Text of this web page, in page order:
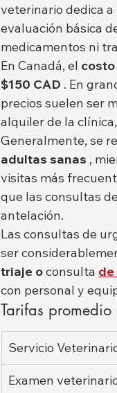
veterinario dedica
evaluación básica
medicamentos ni
En Canadá, el
$150 CAD . En
precios suelen ser
alquiler de la
Generalmente, se
adultas sanas ,
visitas más
que las consultas
antelación.
Las consultas de
ser
triaje o consulta
con personal y
Tarifas
Servicio
Examen